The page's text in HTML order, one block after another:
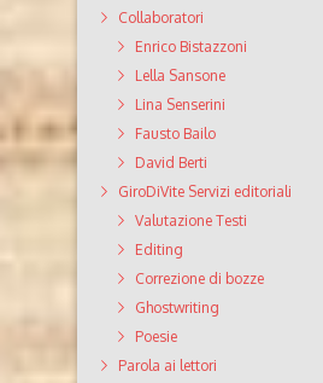
Collaboratori
Enrico Bistazzoni
Lella Sansone
Lina Senserini
Fausto Bailo
David Berti
GiroDiVite Servizi editoriali
Valutazione Testi
Editing
Correzione di bozze
Ghostwriting
Poesie
Parola ai lettori